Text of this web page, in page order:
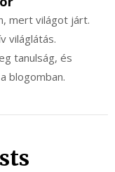
mert világot járt.
világlátás.
tanulság, és
blogomban.